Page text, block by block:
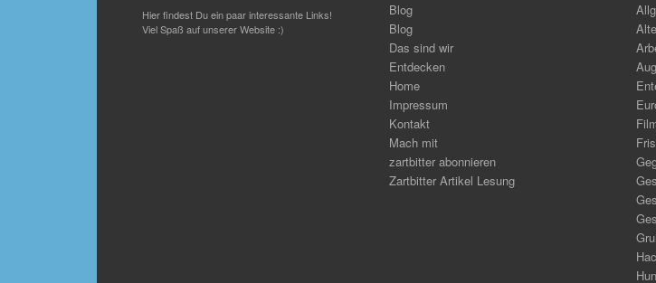
Hier findest Du ein paar interessante Links!
Viel Spaß auf unserer Website :)
Blog
Blog
Das sind wir
Entdecken
Home
Impressum
Kontakt
Mach mit
zartbitter abonnieren
Zartbitter Artikel Lesung